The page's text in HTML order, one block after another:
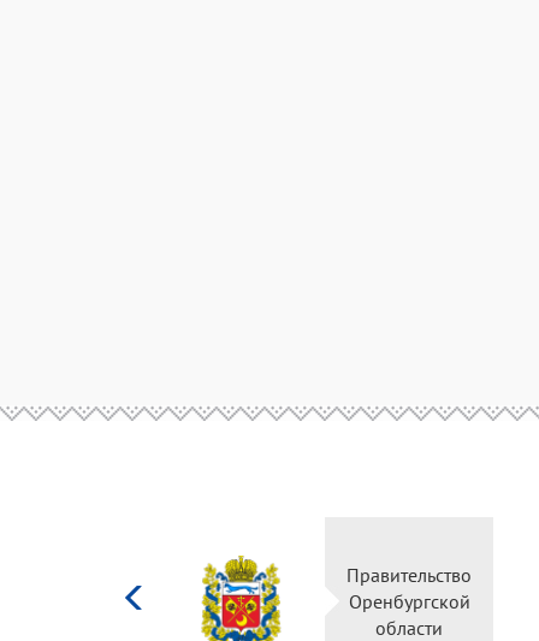
Российской
Правительство
Оренбургской
области